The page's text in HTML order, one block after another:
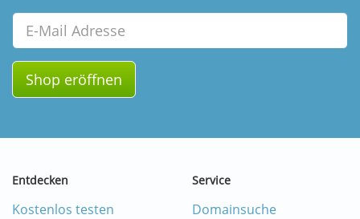
Email
Shop eröffnen
Entdecken
Kostenlos testen
Service
Domainsuche